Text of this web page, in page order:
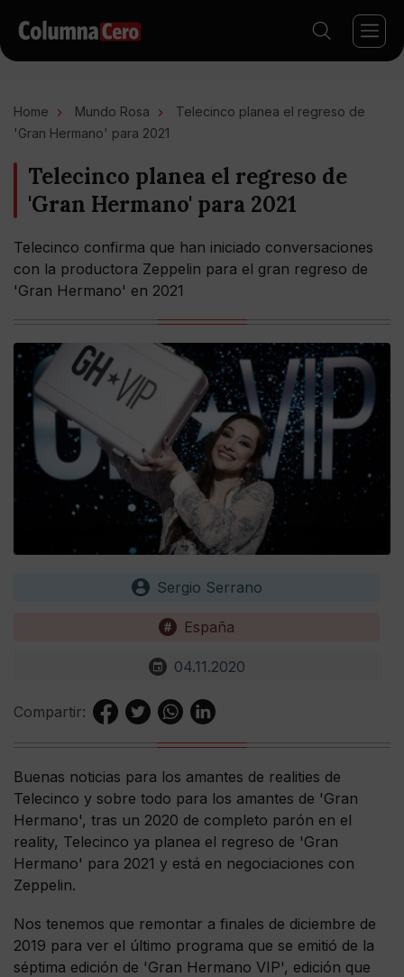
Home Mundo Rosa
Telecinco planea el regreso de
'Gran Hermano' para 2021
Telecinco planea el regreso de
'Gran Hermano' para 2021
Telecinco confirma que han iniciado conversaciones
con la productora Zeppelin para el gran regreso de
'Gran Hermano' en 2021
Sergio Serrano
España
04.11.2020
Compartir:
Buenas noticias para los amantes de realities de
Telecinco y sobre todo para los amantes de 'Gran
Hermano', tras un 2020 de completo parón en el
reality, Telecinco ya planea el regreso de 'Gran
Hermano' para 2021 y está en negociaciones con
Zeppelin.
Nos tenemos que remontar a finales de diciembre de
2019 para ver el último programa que se emitió de la
séptima edición de 'Gran Hermano VIP', edición que